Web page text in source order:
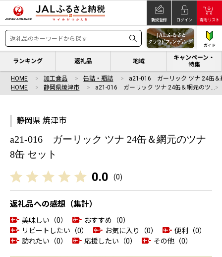
新規登録 ログイン 寄附リスト
ガイド
ランキング 返礼品 地域
キャンペーン・
特集
HOME 加工食品 缶詰・瓶詰
a21-016 ガーリック ツナ 24缶
HOME
静岡県焼津市 a21-016 ガーリック ツナ 24缶＆網元のツ…
静岡県 焼津市
a21-016 ガーリック ツナ 24缶＆網元のツナ
8缶 セット
0.0 (0)
返礼品への感想（集計）
美味しい（0）
おすすめ（0）
リピートしたい（0）
お気に入り（0）
便利（0）
訪れたい（0）
応援したい（0） その他（0）